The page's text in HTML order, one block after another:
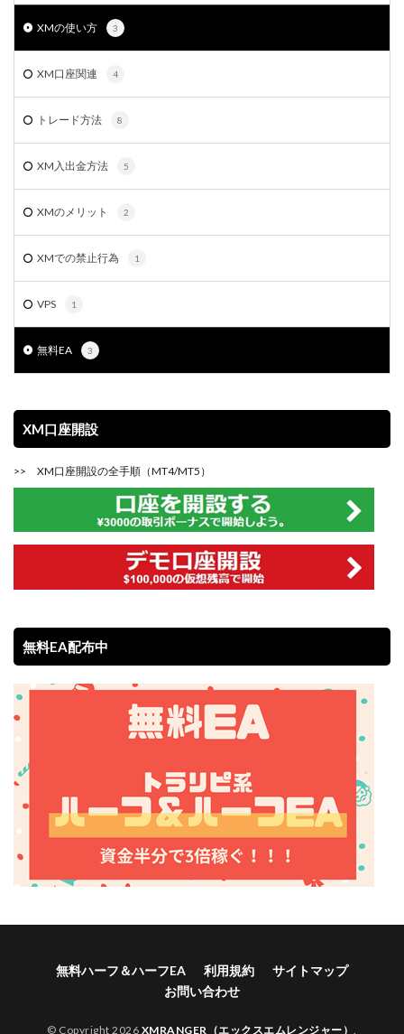
XMの使い方 3
XM口座関連 4
トレード方法 8
XM入出金方法 5
XMのメリット 2
XMでの禁止行為 1
VPS 1
無料EA 3
XM口座開設
>> XM口座開設の全手順（MT4/MT5）
無料EA配布中
無料ハーフ＆ハーフEA 利用規約
サイトマップ
お問い合わせ
© Copyright 2026 XMRANGER（エックスエムレンジャー）.